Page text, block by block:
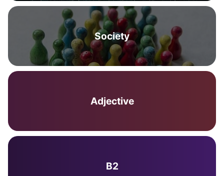
Society
Adjective
B2